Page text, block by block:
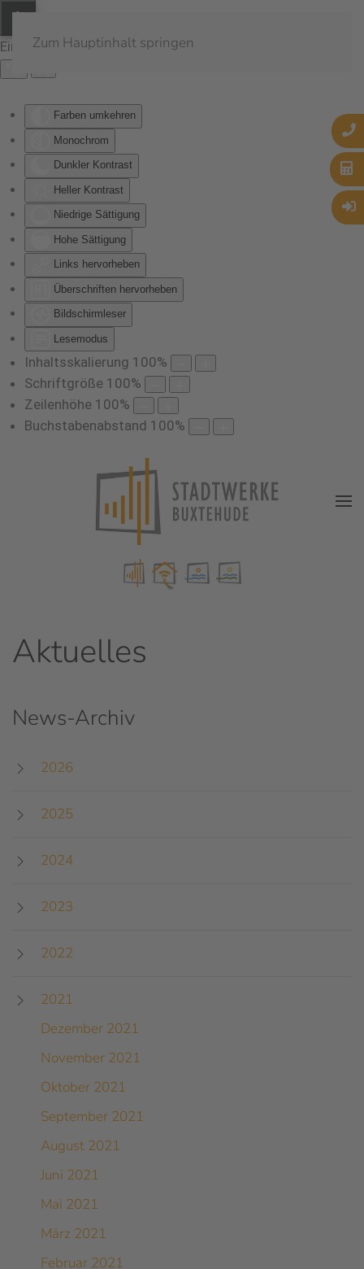
Eingabehilfen öffnen
Farben umkehren
Monochrom
Dunkler Kontrast
Heller Kontrast
Niedrige Sättigung
Hohe Sättigung
Links hervorheben
Überschriften hervorheben
Bildschirmleser
Lesemodus
Inhaltsskalierung 100%
Schriftgröße 100%
Zeilenhöhe 100%
Buchstabenabstand 100%
Zum Hauptinhalt springen
Aktuelles
News-Archiv
2026
2025
2024
2023
2022
2021
Dezember 2021
November 2021
Oktober 2021
September 2021
August 2021
Juni 2021
Mai 2021
März 2021
Februar 2021